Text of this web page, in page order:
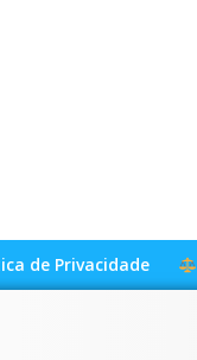
de Privacidade